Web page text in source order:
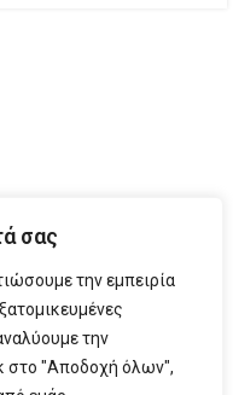
σας
την εμπειρία
την
στο "Αποδοχή όλων",